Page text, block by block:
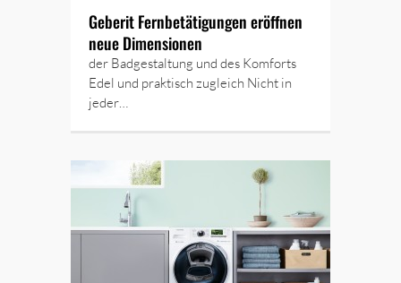
Geberit Fernbetätigungen eröffnen
neue Dimensionen
der Badgestaltung und des Komforts
Edel und praktisch zugleich Nicht in
jeder…